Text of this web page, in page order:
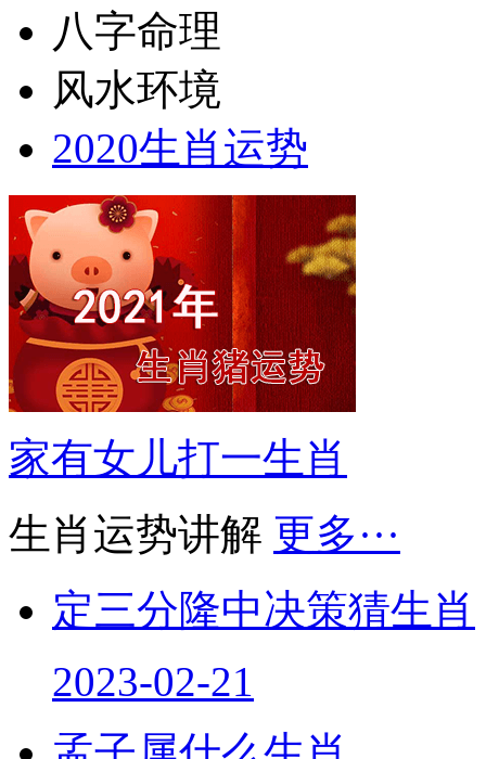
八字命理
风水环境
2020生肖运势
家有女儿打一生肖
生肖运势讲解 更多···
定三分隆中决策猜生肖
2023-02-21
孟子属什么生肖